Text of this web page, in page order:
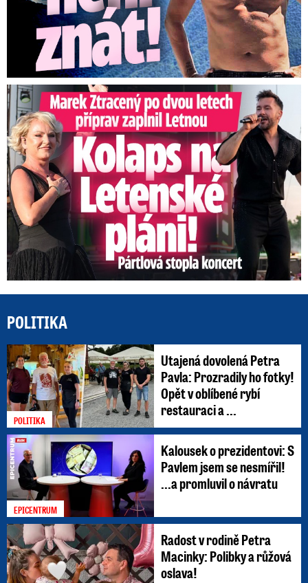
Marek Ztracený na Letné: Pártlová stopla koncert
POLITIKA
POLITIKA
Utajená dovolená Petra
Pavla: Prozradily ho fotky!
Opět v oblíbené rybí
restauraci a ...
EPICENTRUM
Kalousek o prezidentovi: S
Pavlem jsem se nesmířil!
...a promluvil o návratu
Radost v rodině Petra
Macinky: Polibky a růžová
oslava!